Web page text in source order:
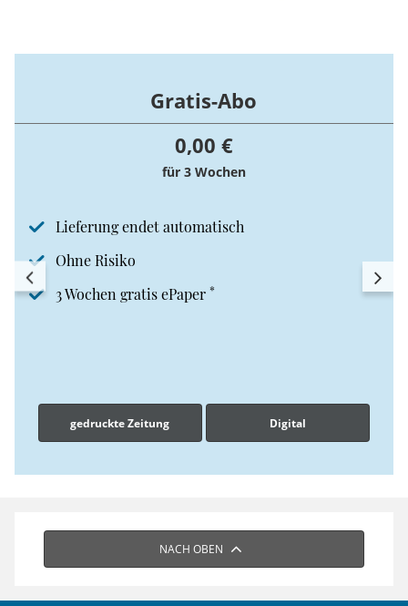
Gratis-Abo
0,00 €
für 3 Wochen
Lieferung endet automatisch
Ohne Risiko
3 Wochen gratis ePaper *
gedruckte Zeitung Digital
NACH OBEN